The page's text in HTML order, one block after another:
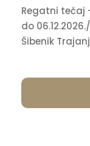
Regatni tečaj
do
Šibenik